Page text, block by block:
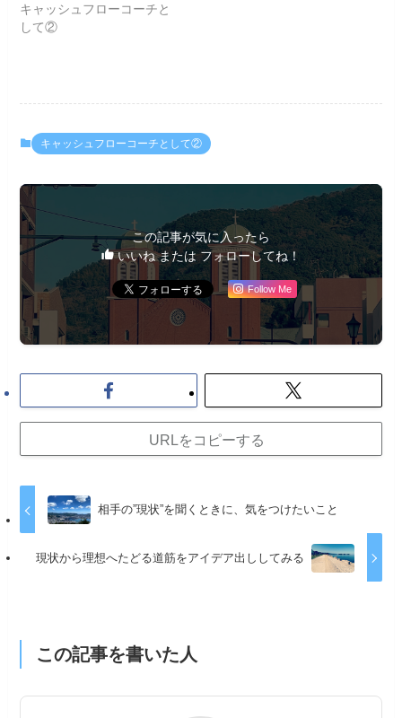
キャッシュフローコーチと
して②
キャッシュフローコーチとして②
この記事が気に入ったら
いいね または フォローしてね！
Follow Me
URLをコピーする
相手の”現状”を聞くときに、気をつけたいこと
現状から理想へたどる道筋をアイデア出ししてみる
この記事を書いた人